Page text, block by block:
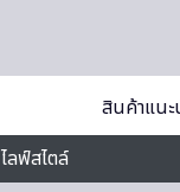
สินค้าแนะ
ไลฟ์สไตล์